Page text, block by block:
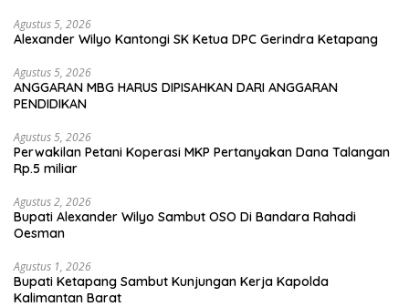
Agustus 5, 2026
Alexander Wilyo Kantongi SK Ketua DPC Gerindra Ketapang
Agustus 5, 2026
ANGGARAN MBG HARUS DIPISAHKAN DARI ANGGARAN
PENDIDIKAN
Agustus 5, 2026
Perwakilan Petani Koperasi MKP Pertanyakan Dana Talangan
Rp.5 miliar
Agustus 2, 2026
Bupati Alexander Wilyo Sambut OSO Di Bandara Rahadi
Oesman
Agustus 1, 2026
Bupati Ketapang Sambut Kunjungan Kerja Kapolda
Kalimantan Barat